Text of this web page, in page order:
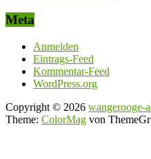
Meta
Anmelden
Eintrags-Feed
Kommentar-Feed
WordPress.org
Copyright © 2026 wangerooge-
Theme: ColorMag von